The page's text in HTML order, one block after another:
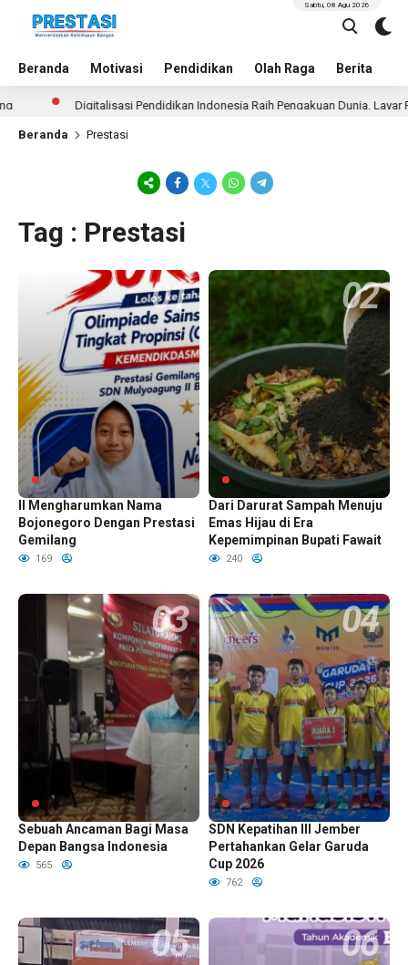
Beranda Motivasi Pendidikan Olah Raga Berita
Sabtu, 08 Agu 2026
Digitalisasi Pendidikan Indonesia Raih Pengakuan Dunia, Layar Pintar
Beranda Prestasi
Tag : Prestasi
Siswa SD Negeri Mulyoagung
II Mengharumkan Nama
Bojonegoro Dengan Prestasi
Gemilang
169
Transformasi TPA Pakusari
Dari Darurat Sampah Menuju
Emas Hijau di Era
Kepemimpinan Bupati Fawait
240
Aksi Downgrade Menu MBG
Sebuah Ancaman Bagi Masa
Depan Bangsa Indonesia
565
Dominasi Tak Terbendung,
SDN Kepatihan III Jember
Pertahankan Gelar Garuda
Cup 2026
762